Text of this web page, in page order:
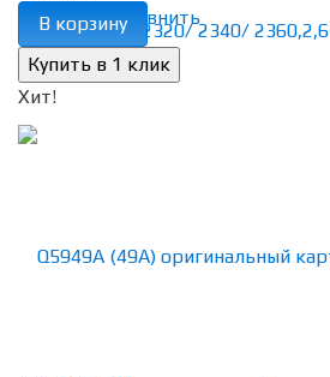
избранное сравнить
В корзину
Хит!